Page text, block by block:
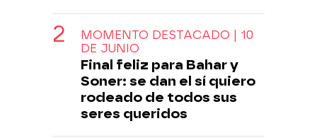
MOMENTO DESTACADO | 10
DE JUNIO
Final feliz para Bahar y
Soner: se dan el sí quiero
rodeado de todos sus
seres queridos